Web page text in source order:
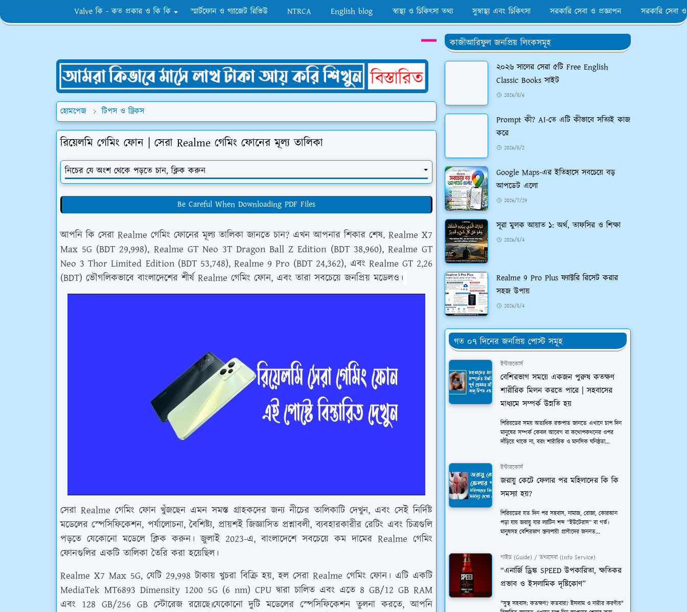
Valve কি - কত প্রকার ও কি কি স্মার্টফোন ও গ্যাজেট রিভিউ NTRCA English blog স্বাস্থ্য ও চিকিৎসা তথ্য সুস্বাস্থ্য এবং চিকিৎসা সরকারি সেবা ও প্রজ্ঞাপন সরকারি সেবা
হোমপেজ টিপস ও ট্রিকস
রিয়েলমি গেমিং ফোন | সেরা Realme গেমিং ফোনের মূল্য তালিকা
নিচের যে অংশ থেকে পড়তে চান, ক্লিক করুন
Be Careful When Downloading PDF Files
আপনি কি সেরা Realme গেমিং ফোনের মূল্য তালিকা জানতে চান? এখন আপনার শিকার শেষ. Realme X7
Max 5G (BDT 29,998), Realme GT Neo 3T Dragon Ball Z Edition (BDT 38,960), Realme GT
Neo 3 Thor Limited Edition (BDT 53,748), Realme 9 Pro (BDT 24,362), এবং Realme GT 2,26
(BDT) ভৌগলিকভাবে বাংলাদেশের শীর্ষ Realme গেমিং ফোন, এবং তারা সবচেয়ে জনপ্রিয় মডেলও।
সেরা Realme গেমিং ফোন খুঁজছেন এমন সমস্ত গ্রাহকদের জন্য নীচের তালিকাটি দেখুন, এবং সেই নির্দিষ্ট
মডেলের স্পেসিফিকেশন, পর্যালোচনা, বৈশিষ্ট্য, প্রায়শই জিজ্ঞাসিত প্রশ্নাবলী, ব্যবহারকারীর রেটিং এবং চিত্রগুলি
পড়তে যেকোনো মডেলে ক্লিক করুন। জুলাই 2023-এ, বাংলাদেশে সবচেয়ে কম দামের Realme গেমিং
ফোনগুলির একটি তালিকা তৈরি করা হয়েছিল।
Realme X7 Max 5G, যেটি 29,998 টাকায় খুচরা বিক্রি হয়, হল সেরা Realme গেমিং ফোন। এটি একটি
MediaTek MT6893 Dimensity 1200 5G (6 nm) CPU দ্বারা চালিত এবং এতে 8 GB/12 GB RAM
এবং 128 GB/256 GB স্টোরেজ রয়েছে৷যেকোনো দুটি মডেলের স্পেসিফিকেশন তুলনা করতে, আপনি
কাজীআরিফুল জনপ্রিয় লিংকসমূহ
২০২৬ সালের সেরা ৫টি Free English
Classic Books সাইট
2026/8/6
Prompt কী? AI-তে এটি কীভাবে সত্যিই কাজ
করে
2026/8/2
Google Maps-এর ইতিহাসে সবচেয়ে বড়
আপডেট এলো
2026/7/29
সূরা মুলক আয়াত ১: অর্থ, তাফসির ও শিক্ষা
2026/5/4
Realme 9 Pro Plus ফ্যাক্টরি রিসেট করার
সহজ উপায়
2026/5/4
গত ০৭ দিনের জনপ্রিয় পোস্ট সমূহ
ইন্টারকোর্স
বেশিরভাগ সময়ে একজন পুরুষ কতক্ষণ
শারীরিক মিলন করতে পারে | সহবাসের
মাধ্যমে সম্পর্ক উন্নতি হয়
পিরিয়ডের সময় অত্যধিক রক্তপাত জানতে এখানে চাপ দিন
মানুষের সম্পর্ক কেবল আবেগ বা কথোপকথনের ওপর
দাঁড়িয়ে থাকে না, বরং শারীরিক ও মানসিক ঘনিষ্ঠতা...
ইন্টারকোর্স
জরায়ু কেটে ফেলার পর মহিলাদের কি কি
সমস্যা হয়?
পিরিয়ডের যত দিন পর সহবাস, নামাজ, রোজা, কোরআন
পড়া যায় জরায়ু যার ল্যাটিন শব্দ “ইউটেরাস” বা গর্ভ।
মানুষসহ বেশিরভাগ স্তন্যপায়ী প্রাণীদের জননত...
গাইড (Guide) / তথ্যসেবা (Info Service)
“এনার্জি ড্রিঙ্ক SPEED উপকারিতা, ক্ষতিকর
প্রভাব ও ইসলামিক দৃষ্টিকোণ”
"সুস্থ সহবাস: কতক্ষণ? কতবার? ইসলাম ও নারীর করণীয়"